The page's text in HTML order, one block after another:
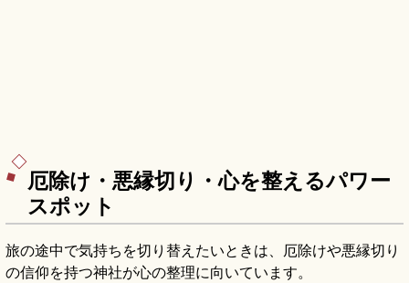
厄除け・悪縁切り・心を整えるパワー
スポット
旅の途中で気持ちを切り替えたいときは、厄除けや悪縁切り
の信仰を持つ神社が心の整理に向いています。